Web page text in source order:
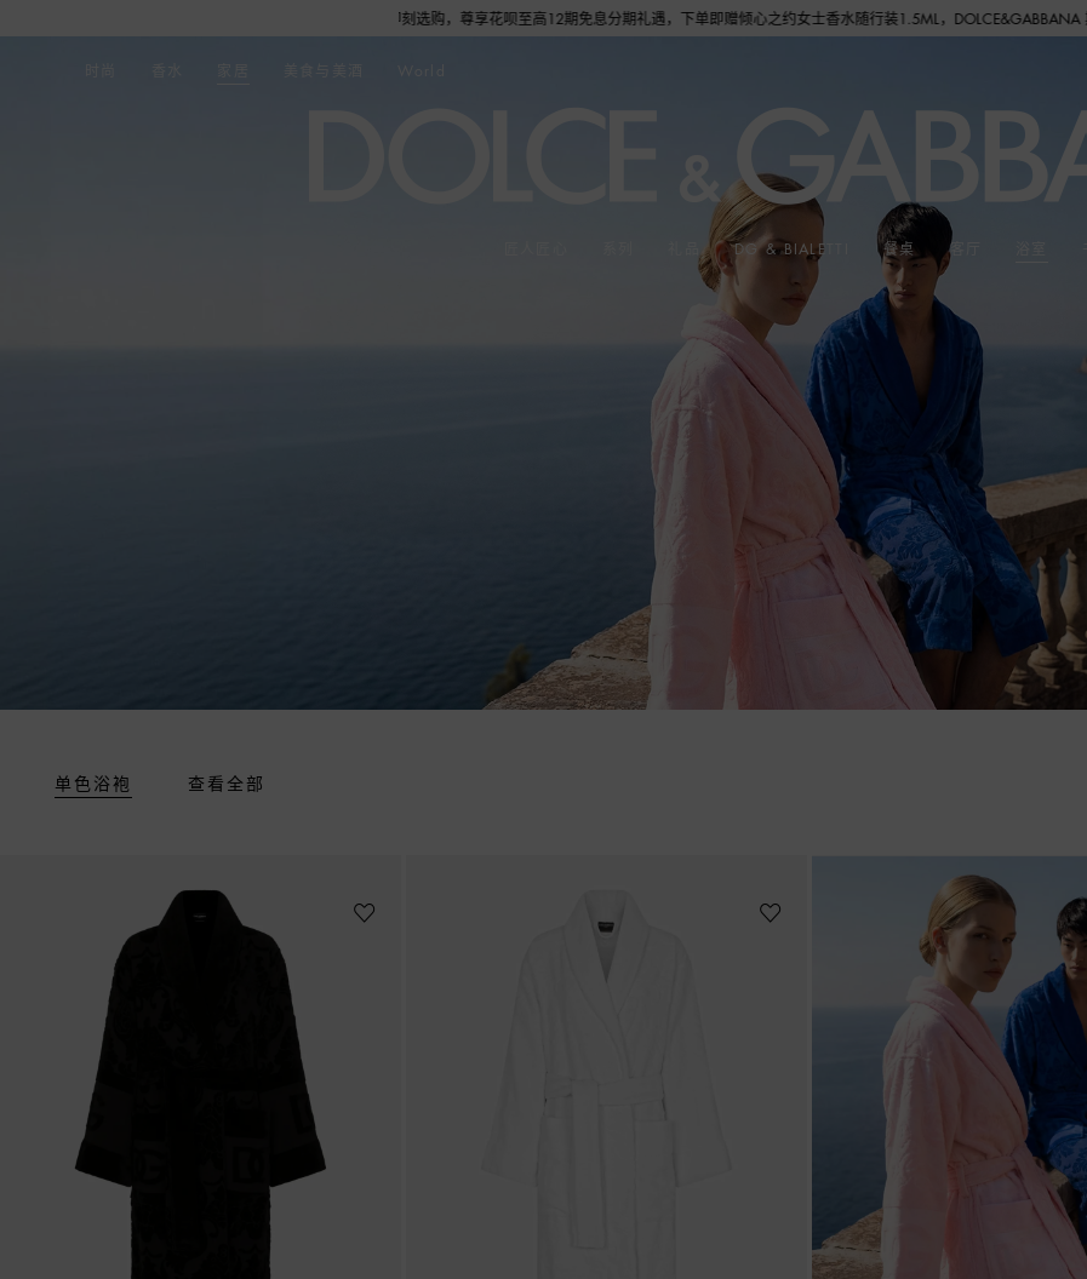
装1份，数量有限，赠完即止。即刻选购，尊享花呗至高12期免息分期礼遇，下单即赠倾心之约女士香水随行装1.5ML，DOLCE&GABBANA 期待与您的相遇！
DG & BIALETTI 餐桌 客厅
单色浴袍 查看全部